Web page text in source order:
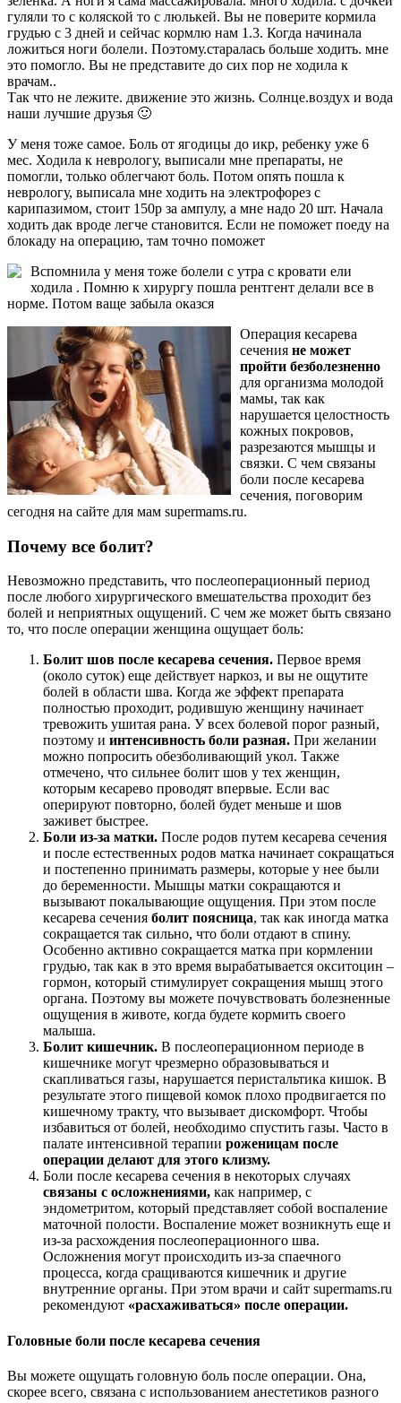
гуляли то с коляской то с люлькей. Вы не поверите кормила
грудью с 3 дней и сейчас кормлю нам 1.3. Когда начинала
ложиться ноги болели. Поэтому.старалась больше ходить. мне
это помогло. Вы не представите до сих пор не ходила к
врачам..
Так что не лежите. движение это жизнь. Солнце.воздух и вода
наши лучшие друзья 🙂
У меня тоже самое. Боль от ягодицы до икр, ребенку уже 6
мес. Ходила к неврологу, выписали мне препараты, не
помогли, только облегчают боль. Потом опять пошла к
неврологу, выписала мне ходить на электрофорез с
карипазимом, стоит 150р за ампулу, а мне надо 20 шт. Начала
ходить дак вроде легче становится. Если не поможет поеду на
блокаду на операцию, там точно поможет
Вспомнила у меня тоже болели с утра с кровати ели
ходила . Помню к хирургу пошла рентгент делали все в
норме. Потом ваще забыла оказся
Операция кесарева
сечения не может
пройти безболезненно
для организма молодой
мамы, так как
нарушается целостность
кожных покровов,
разрезаются мышцы и
связки. С чем связаны
боли после кесарева
сечения, поговорим
сегодня на сайте для мам supermams.ru.
Почему все болит?
Невозможно представить, что послеоперационный период
после любого хирургического вмешательства проходит без
болей и неприятных ощущений. С чем же может быть связано
то, что после операции женщина ощущает боль:
Болит шов после кесарева сечения. Первое время
(около суток) еще действует наркоз, и вы не ощутите
болей в области шва. Когда же эффект препарата
полностью проходит, родившую женщину начинает
тревожить ушитая рана. У всех болевой порог разный,
поэтому и интенсивность боли разная. При желании
можно попросить обезболивающий укол. Также
отмечено, что сильнее болит шов у тех женщин,
которым кесарево проводят впервые. Если вас
оперируют повторно, болей будет меньше и шов
заживет быстрее.
Боли из-за матки. После родов путем кесарева сечения
и после естественных родов матка начинает сокращаться
и постепенно принимать размеры, которые у нее были
до беременности. Мышцы матки сокращаются и
вызывают покалывающие ощущения. При этом после
кесарева сечения болит поясница, так как иногда матка
сокращается так сильно, что боли отдают в спину.
Особенно активно сокращается матка при кормлении
грудью, так как в это время вырабатывается окситоцин –
гормон, который стимулирует сокращения мышц этого
органа. Поэтому вы можете почувствовать болезненные
ощущения в животе, когда будете кормить своего
малыша.
Болит кишечник. В послеоперационном периоде в
кишечнике могут чрезмерно образовываться и
скапливаться газы, нарушается перистальтика кишок. В
результате этого пищевой комок плохо продвигается по
кишечному тракту, что вызывает дискомфорт. Чтобы
избавиться от болей, необходимо спустить газы. Часто в
палате интенсивной терапии роженицам после
операции делают для этого клизму.
Боли после кесарева сечения в некоторых случаях
связаны с осложнениями, как например, с
эндометритом, который представляет собой воспаление
маточной полости. Воспаление может возникнуть еще и
из-за расхождения послеоперационного шва.
Осложнения могут происходить из-за спаечного
процесса, когда сращиваются кишечник и другие
внутренние органы. При этом врачи и сайт supermams.ru
рекомендуют «расхаживаться» после операции.
Головные боли после кесарева сечения
Вы можете ощущать головную боль после операции. Она,
скорее всего, связана с использованием анестетиков разного